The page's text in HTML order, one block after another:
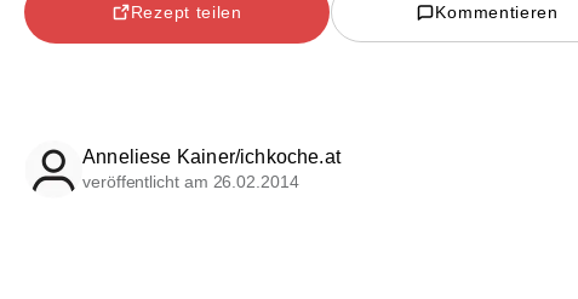
Rezept teilen Kommentieren
Anneliese Kainer/ichkoche.at
veröffentlicht am 26.02.2014